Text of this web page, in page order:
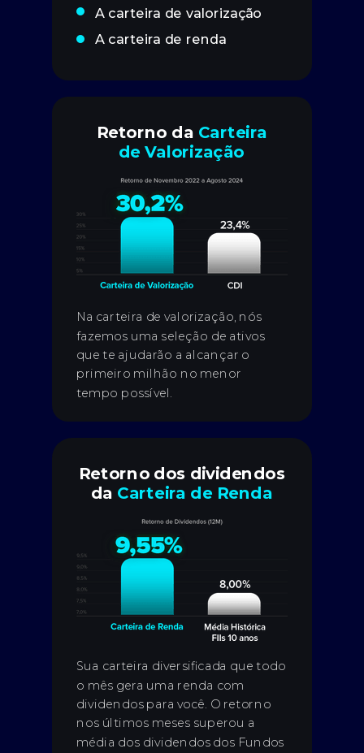
A carteira de valorização
A carteira de renda
Na carteira de valorização, nós
fazemos uma seleção de ativos
que te ajudarão a alcançar o
primeiro milhão no menor
tempo possível.
Retorno da Carteira
de Valorização
Sua carteira diversificada que todo
o mês gera uma renda com
dividendos para você. O retorno
nos últimos meses superou a
média dos dividendos dos Fundos
Retorno dos dividendos
da Carteira de Renda